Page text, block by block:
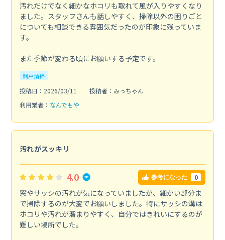
汚れだけでなく細かなホコリも取れて風が入りやすくなり
ました。スタッフさんも話しやすく、掃除以外の困りごと
についても相談できる雰囲気だったのが印象に残っていま
す。
また季節が変わる頃にお願いする予定です。
網戸清掃
投稿日：2026/03/11
投稿者：みっちゃん
利用業者： なんでもや
汚れがスッキリ
4.0 参考になった 0
窓やサッシの汚れが気になっていましたが、細かい部分ま
で掃除するのが大変でお願いしました。特にサッシの溝は
ホコリや汚れが溜まりやすく、自分ではきれいにするのが
難しい場所でした。